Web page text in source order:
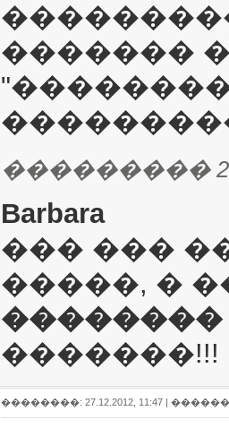
�������
���������
Barbara
��� ���
�����, �
��������
�������!!!
��������: 27.12.2012, 11:47 |